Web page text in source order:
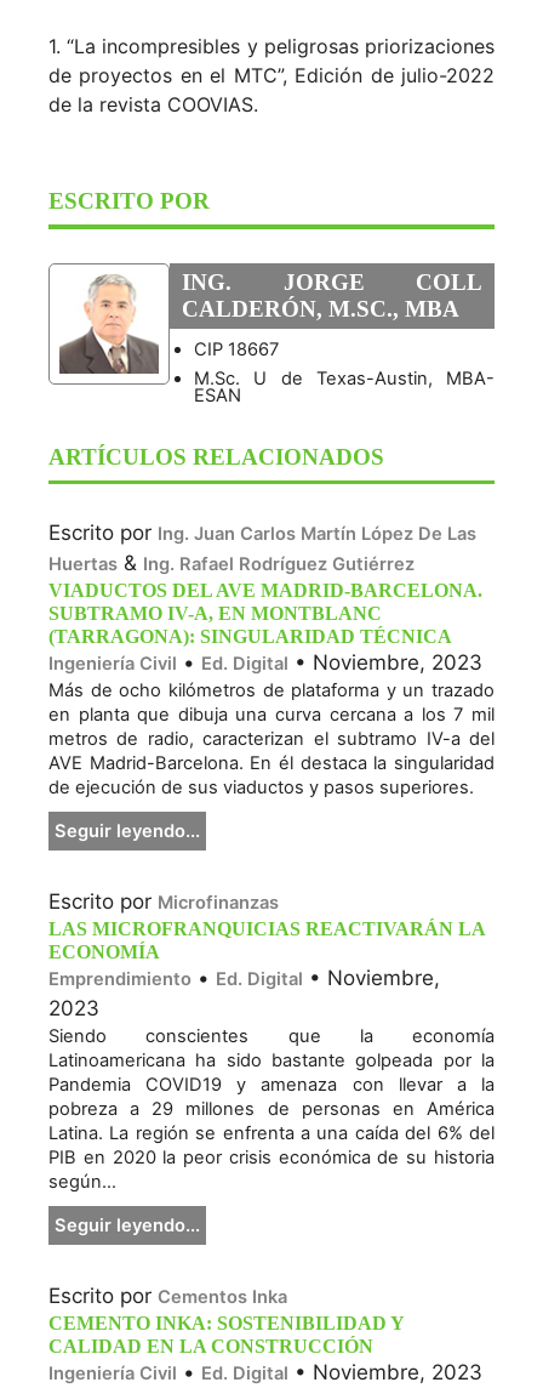
1. “La incompresibles y peligrosas priorizaciones
de proyectos en el MTC”, Edición de julio-2022
de la revista COOVIAS.
ESCRITO POR
ING. JORGE COLL
CALDERÓN, M.SC., MBA
CIP 18667
M.Sc. U de Texas-Austin, MBA-
ESAN
ARTÍCULOS RELACIONADOS
Escrito por Ing. Juan Carlos Martín López De Las
Huertas & Ing. Rafael Rodríguez Gutiérrez
VIADUCTOS DEL AVE MADRID-BARCELONA.
SUBTRAMO IV-A, EN MONTBLANC
(TARRAGONA): SINGULARIDAD TÉCNICA
Ingeniería Civil • Ed. Digital • Noviembre, 2023
Más de ocho kilómetros de plataforma y un trazado
en planta que dibuja una curva cercana a los 7 mil
metros de radio, caracterizan el subtramo IV-a del
AVE Madrid-Barcelona. En él destaca la singularidad
de ejecución de sus viaductos y pasos superiores.
Seguir leyendo...
Escrito por Microfinanzas
LAS MICROFRANQUICIAS REACTIVARÁN LA
ECONOMÍA
Emprendimiento • Ed. Digital • Noviembre,
2023
Siendo conscientes que la economía
Latinoamericana ha sido bastante golpeada por la
Pandemia COVID19 y amenaza con llevar a la
pobreza a 29 millones de personas en América
Latina. La región se enfrenta a una caída del 6% del
PIB en 2020 la peor crisis económica de su historia
según...
Seguir leyendo...
Escrito por Cementos Inka
CEMENTO INKA: SOSTENIBILIDAD Y
CALIDAD EN LA CONSTRUCCIÓN
Ingeniería Civil • Ed. Digital • Noviembre, 2023